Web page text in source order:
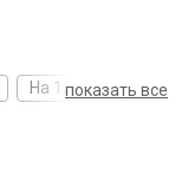
показать все
На 1,5 дюйма